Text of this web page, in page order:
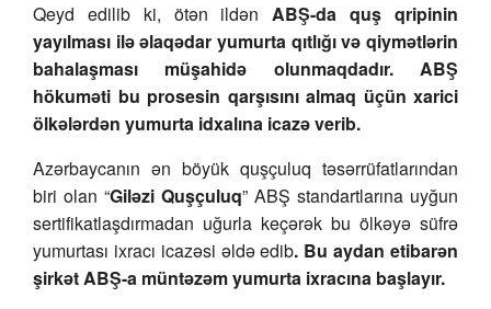
Qeyd edilib ki, ötən ildənABŞ-da quş qripinin
yayılması ilə əlaqədar yumurta qıtlığı və qiymətlərin
bahalaşması müşahidə olunmaqdadır. ABŞ
hökuməti bu prosesin qarşısını almaq üçün xarici
ölkələrdən yumurta idxalına icazə verib.
Azərbaycanın ən böyük quşçuluq təsərrüfatlarından
biri olan “Giləzi Quşçuluq” ABŞ standartlarına uyğun
sertifikatlaşdırmadan uğurla keçərək bu ölkəyə süfrə
yumurtası ixracı icazəsi əldə edib. Bu aydan etibarən
şirkət ABŞ-a müntəzəm yumurta ixracına başlayır.